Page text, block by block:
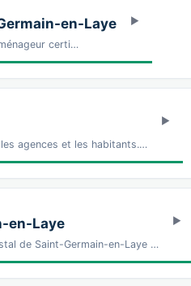
en-Laye
certi…
agences et les habitants.…
en-Laye
de Saint-Germain-en-Laye …